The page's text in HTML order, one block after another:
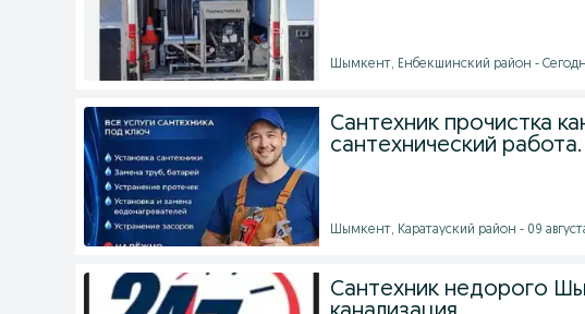
Шымкент, Енбекшинский район -
Сантехник прочистка
сантехнический работа.
Шымкент, Каратауский район - 09
Сантехник недорого